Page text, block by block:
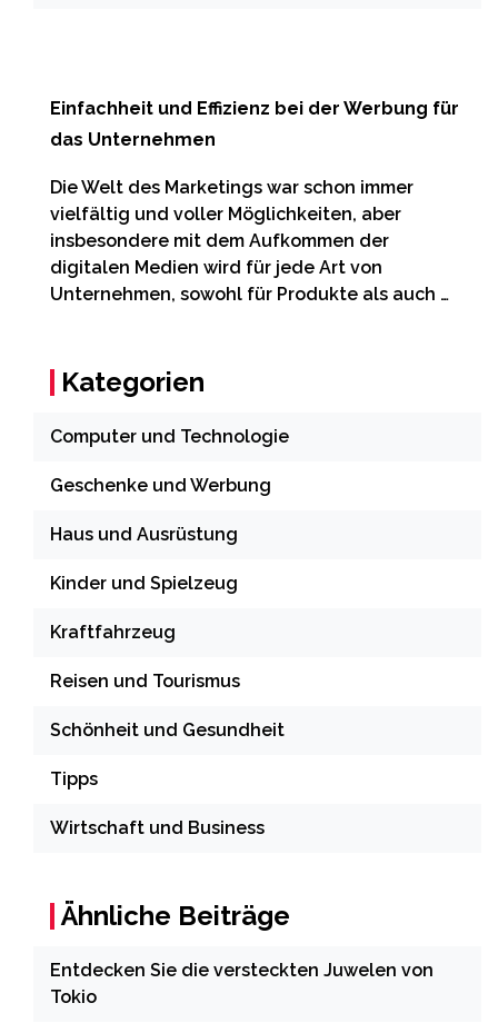
Einfachheit und Effizienz bei der Werbung für
das Unternehmen
Die Welt des Marketings war schon immer
vielfältig und voller Möglichkeiten, aber
insbesondere mit dem Aufkommen der
digitalen Medien wird für jede Art von
Unternehmen, sowohl für Produkte als auch …
Kategorien
Computer und Technologie
Geschenke und Werbung
Haus und Ausrüstung
Kinder und Spielzeug
Kraftfahrzeug
Reisen und Tourismus
Schönheit und Gesundheit
Tipps
Wirtschaft und Business
Ähnliche Beiträge
Entdecken Sie die versteckten Juwelen von
Tokio